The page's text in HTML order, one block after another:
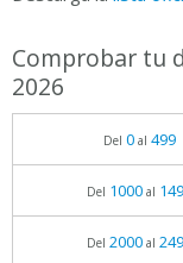
Comprobar tu
2026
Del 0al 499
Del 1000al
Del 2000al